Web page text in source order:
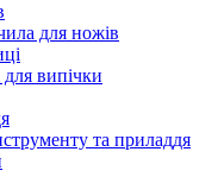
для ножів
випічки
та приладдя